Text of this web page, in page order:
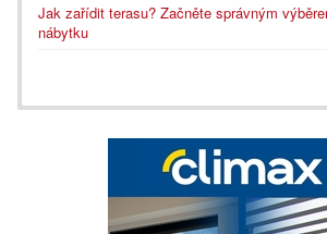
Jak zařídit terasu? Začněte správným
nábytku